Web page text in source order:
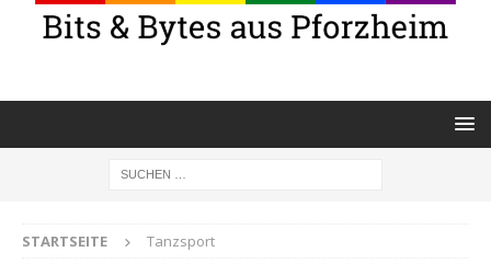
STARTSEITE Tanzsport